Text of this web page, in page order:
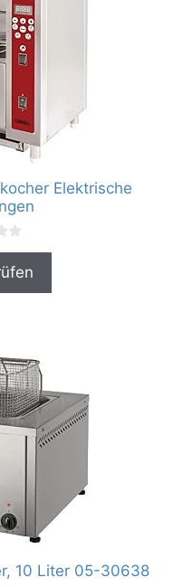
Elektrische
10 Liter 05-30638